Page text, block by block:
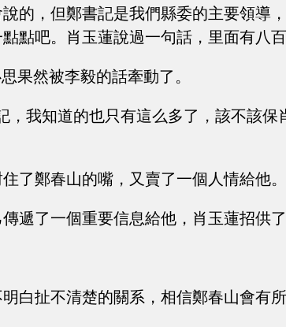
的，但鄭書記是我們縣委的主要領導
點吧。肖玉蓮說過一句話，里面有八
果然被李毅的話牽動了。
，我知道的也只有這么多了，該不該保
了鄭春山的嘴，又賣了一個人情給他。
遞了一個重要信息給他，肖玉蓮招供了
白扯不清楚的關系，相信鄭春山會有